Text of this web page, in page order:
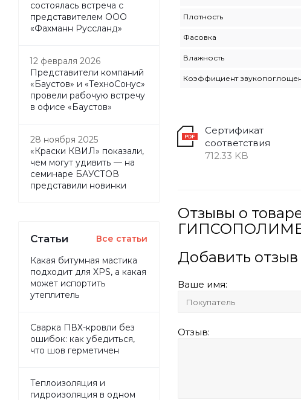
Плотность
Фасовка
Влажность
Коэффициент
Сертификат
соответствия
712.33 KB
Отзывы о
Добавить отзыв
Ваше имя:
Отзыв:
состоялась встреча с
представителем ООО
«Фахманн Руссланд»
12 февраля 2026
Представители компаний
«Баустов» и «ТехноСонус»
провели рабочую встречу
в офисе «Баустов»
28 ноября 2025
«Краски КВИЛ» показали,
чем могут удивить — на
семинаре БАУСТОВ
представили новинки
Статьи Все статьи
Какая битумная мастика
подходит для XPS, а какая
может испортить
утеплитель
Сварка ПВХ-кровли без
ошибок: как убедиться,
что шов герметичен
Теплоизоляция и
гидроизоляция в одном